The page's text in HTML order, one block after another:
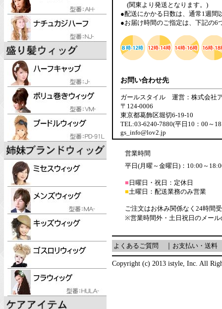
(関東より発送となります。)
●配送にかかる日数は、通常1週間
●お届け時間のご指定は、下記の6
お問い合わせ先
ガールスタイル 運営：株式会社
〒124-0006
東京都葛飾区堀切6-19-10
TEL:03-6240-7880(平日10：00～
gs_info@lov2.jp
営業時間
平日(月曜～金曜日)：10:00～
■ 日曜日・祝日：定休日
■土曜日：配送業務のみ営業
ご注文はお休み関係なく24時間
※営業時間外・土日祝日のメー
よくあるご質問 お支払い・送料
Copyright (c) 2013 istyle, Inc. All